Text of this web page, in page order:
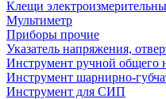
Клещи
Мультиметр
Приборы прочие
Указатель напряжения,
Инструмент ручной общего
Инструмент шарнирно-
Инструмент для СИП